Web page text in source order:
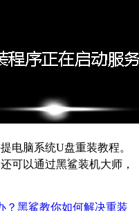
电脑系统U盘重装教程。
可以通过黑鲨装机大师，
？黑鲨教你如何解决重装